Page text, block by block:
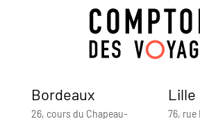
Bordeaux
26, cours du Chapeau-
Lille
76, rue